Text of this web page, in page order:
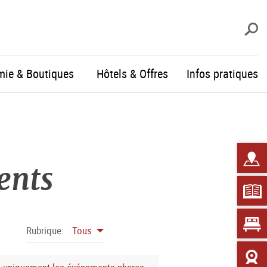
& Boutiques Hôtels & Offres Infos pratiques
Rubrique: Tous